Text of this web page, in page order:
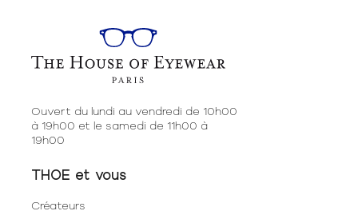
Ouvert du lundi au vendredi de 10h00
à 19h00 et le samedi de 11h00 à
19h00
THOE et vous
Créateurs